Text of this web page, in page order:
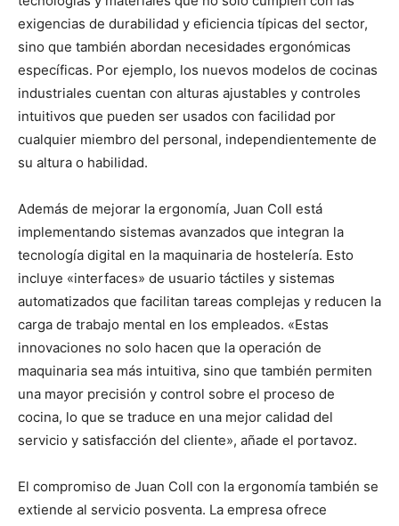
exigencias de durabilidad y eficiencia típicas del sector,
sino que también abordan necesidades ergonómicas
específicas. Por ejemplo, los nuevos modelos de cocinas
industriales cuentan con alturas ajustables y controles
intuitivos que pueden ser usados con facilidad por
cualquier miembro del personal, independientemente de
su altura o habilidad.
Además de mejorar la ergonomía, Juan Coll está
implementando sistemas avanzados que integran la
tecnología digital en la maquinaria de hostelería. Esto
incluye «interfaces» de usuario táctiles y sistemas
automatizados que facilitan tareas complejas y reducen la
carga de trabajo mental en los empleados. «Estas
innovaciones no solo hacen que la operación de
maquinaria sea más intuitiva, sino que también permiten
una mayor precisión y control sobre el proceso de
cocina, lo que se traduce en una mejor calidad del
servicio y satisfacción del cliente», añade el portavoz.
El compromiso de Juan Coll con la ergonomía también se
extiende al servicio posventa. La empresa ofrece